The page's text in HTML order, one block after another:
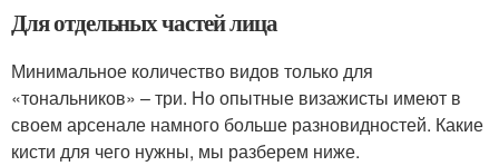
Для отдельных частей лица
Минимальное количество видов только для
«тональников» – три. Но опытные визажисты имеют в
своем арсенале намного больше разновидностей. Какие
кисти для чего нужны, мы разберем ниже.